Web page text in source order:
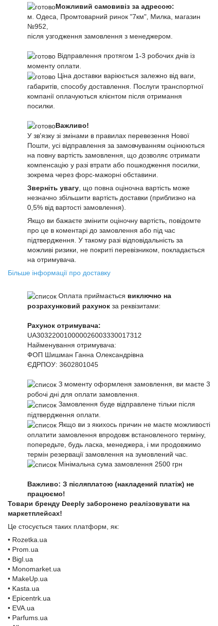
Можливий самовивіз за адресою:
м. Одеса, Промтоварний ринок "7км", Милка, магазин
№952,
після узгодження замовлення з менеджером.
Відправлення протягом 1-3 робочих днів із
моменту оплати.
Ціна доставки варіюється залежно від ваги,
габаритів, способу доставлення. Послуги транспортної
компанії оплачуються клієнтом після отримання
посилки.
Важливо!
У зв'язку зі змінами в правилах перевезення Нової
Пошти, усі відправлення за замовчуванням оцінюються
на повну вартість замовлення, що дозволяє отримати
компенсацію у разі втрати або пошкодження посилки,
зокрема через форс-мажорні обставини.
Зверніть увагу , що повна оціночна вартість може
незначно збільшити вартість доставки (приблизно на
0,5% від вартості замовлення).
Якщо ви бажаєте змінити оціночну вартість, повідомте
про це в коментарі до замовлення або під час
підтвердження. У такому разі відповідальність за
можливі ризики, не покриті перевізником, покладається
на отримувача.
Більше інформації про доставку
Оплата приймається виключно на
розрахунковий рахунок за реквізитами:
Рахунок отримувача:
UA303220010000026003330017312
Найменування отримувача:
ФОП Шишман Ганна Олександрівна
ЄДРПОУ: 3602801045
З моменту оформленя замовлення, ви маєте 3
робочі дні для оплати замовлення.
Замовлення буде відправлене тільки після
підтвердження оплати.
Якщо ви з якихось причин не маєте можливості
оплатити замовлення впродовж встановленого терміну,
попередьте, будь ласка, менеджера, і ми продовжимо
термін резервації замовлення на зумовлений час.
Мінімальна сума замовлення 2500 грн
Важливо: З післяплатою (накладений платіж) не
працюємо!
Товари бренду Deeply заборонено реалізовувати на
маркетплейсах!
Це стосується таких платформ, як:
• Rozetka.ua
• Prom.ua
• Bigl.ua
• Monomarket.ua
• MakeUp.ua
• Kasta.ua
• Epicentrk.ua
• EVA.ua
• Parfums.ua